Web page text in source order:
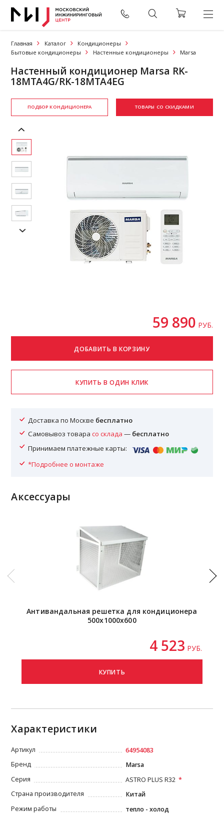
Главная Каталог
Кондиционеры
Бытовые кондиционеры
Настенные кондиционеры Marsa
Настенный кондиционер Marsa RK-
18MTA4G/RK-18MTA4EG
ПОДБОР КОНДИЦИОНЕРА ТОВАРЫ СО СКИДКАМИ
59 890 РУБ.
Доставка по Москве бесплатно
Самовывоз товарасо склада — бесплатно
Принимаем платежные карты:
*Подробнее о монтаже
Аксессуары
Антивандальная решетка для кондиционера
500х1000х600
4 523 РУБ.
КУПИТЬ
Характеристики
Артикул
64954083
Бренд
Marsa
Серия
ASTRO PLUS R32
Страна производителя
Китай
Режим работы
тепло - холод